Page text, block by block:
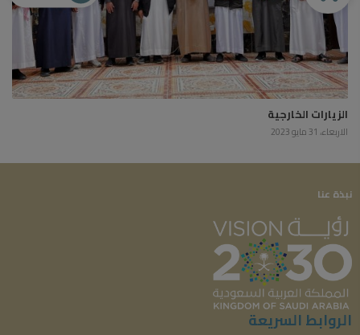
الزيارات الخارجية
الاربعاء، 31 مايو 2023
نبذة عنا
الروابط السريعة